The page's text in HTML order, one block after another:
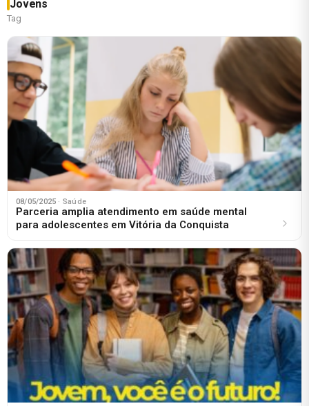
Jovens
Tag
08/05/2025 · Saúde
Parceria amplia atendimento em saúde mental
para adolescentes em Vitória da Conquista